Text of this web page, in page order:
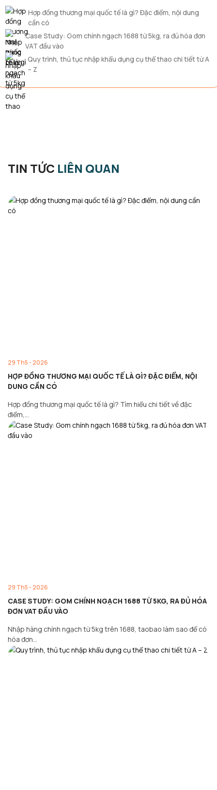
Hợp đồng thương mại quốc tế là gì? Đặc điểm, nội dung
cần có
Case Study: Gom chính ngạch 1688 từ 5kg, ra đủ hóa đơn
VAT đầu vào
Quy trình, thủ tục nhập khẩu dụng cụ thể thao chi tiết từ A
– Z
TIN TỨC LIÊN QUAN
29 Th5 - 2026
HỢP ĐỒNG THƯƠNG MẠI QUỐC TẾ LÀ GÌ? ĐẶC ĐIỂM, NỘI
DUNG CẦN CÓ
Hợp đồng thương mại quốc tế là gì? Tìm hiểu chi tiết về đặc
điểm,…
29 Th5 - 2026
CASE STUDY: GOM CHÍNH NGẠCH 1688 TỪ 5KG, RA ĐỦ HÓA
ĐƠN VAT ĐẦU VÀO
Nhập hàng chính ngạch từ 5kg trên 1688, taobao làm sao để có
hóa đơn…